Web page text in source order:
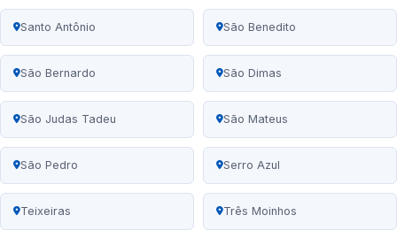
Santo Antônio São Benedito
São Bernardo São Dimas
São Judas Tadeu São Mateus
São Pedro Serro Azul
Teixeiras Três Moinhos